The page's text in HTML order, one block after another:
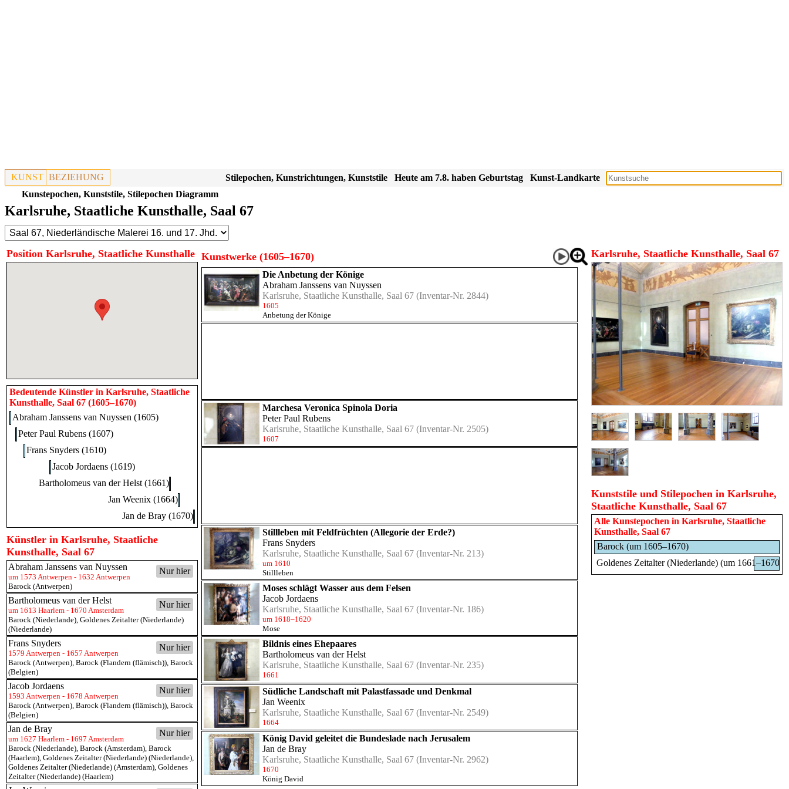
KUNST BEZIEHUNG Kunst-Landkarte
Heute am 7.8. haben Geburtstag
Stilepochen, Kunstrichtungen, Kunststile
Kunstepochen, Kunststile, Stilepochen Diagramm
Karlsruhe, Staatliche Kunsthalle, Saal 67
Position Karlsruhe, Staatliche Kunsthalle
Bedeutende Künstler in Karlsruhe, Staatliche
Kunsthalle, Saal 67 (1605–1670)
Abraham Janssens van Nuyssen (1605)
Peter Paul Rubens (1607)
Frans Snyders (1610)
Jacob Jordaens (1619)
Bartholomeus van der Helst (1661)
Jan Weenix (1664)
Jan de Bray (1670)
Künstler in Karlsruhe, Staatliche
Kunsthalle, Saal 67
Nur hier
Abraham Janssens van Nuyssen
um 1573 Antwerpen - 1632 Antwerpen
Barock (Antwerpen)
Nur hier
Bartholomeus van der Helst
um 1613 Haarlem - 1670 Amsterdam
Barock (Niederlande), Goldenes Zeitalter (Niederlande)
(Niederlande)
Nur hier
Frans Snyders
1579 Antwerpen - 1657 Antwerpen
Barock (Antwerpen), Barock (Flandern (flämisch)), Barock
(Belgien)
Nur hier
Jacob Jordaens
1593 Antwerpen - 1678 Antwerpen
Barock (Antwerpen), Barock (Flandern (flämisch)), Barock
(Belgien)
Nur hier
Jan de Bray
um 1627 Haarlem - 1697 Amsterdam
Barock (Niederlande), Barock (Amsterdam), Barock
(Haarlem), Goldenes Zeitalter (Niederlande) (Niederlande),
Goldenes Zeitalter (Niederlande) (Amsterdam), Goldenes
Zeitalter (Niederlande) (Haarlem)
Kunstwerke (1605–1670)
Die Anbetung der Könige
Abraham Janssens van Nuyssen
Karlsruhe, Staatliche Kunsthalle, Saal 67 (Inventar-Nr. 2844)
1605
Anbetung der Könige
Marchesa Veronica Spinola Doria
Peter Paul Rubens
Karlsruhe, Staatliche Kunsthalle, Saal 67 (Inventar-Nr. 2505)
1607
Stillleben mit Feldfrüchten (Allegorie der Erde?)
Frans Snyders
Karlsruhe, Staatliche Kunsthalle, Saal 67 (Inventar-Nr. 213)
um 1610
Stillleben
Moses schlägt Wasser aus dem Felsen
Jacob Jordaens
Karlsruhe, Staatliche Kunsthalle, Saal 67 (Inventar-Nr. 186)
um 1618–1620
Mose
Bildnis eines Ehepaares
Bartholomeus van der Helst
Karlsruhe, Staatliche Kunsthalle, Saal 67 (Inventar-Nr. 235)
1661
Südliche Landschaft mit Palastfassade und Denkmal
Jan Weenix
Karlsruhe, Staatliche Kunsthalle, Saal 67 (Inventar-Nr. 2549)
1664
König David geleitet die Bundeslade nach Jerusalem
Jan de Bray
Karlsruhe, Staatliche Kunsthalle, Saal 67 (Inventar-Nr. 2962)
1670
König David
Karlsruhe, Staatliche Kunsthalle, Saal 67
Kunststile und Stilepochen in Karlsruhe,
Staatliche Kunsthalle, Saal 67
Alle Kunstepochen in Karlsruhe, Staatliche
Kunsthalle, Saal 67
Barock (um 1605–1670)
Goldenes Zeitalter (Niederlande) (um 1661–1670)